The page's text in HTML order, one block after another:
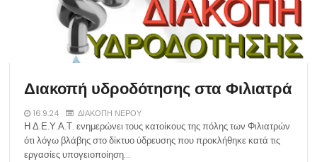
Διακοπή υδροδότησης στα Φιλιατρά
16.9.24 ΔΙΑΚΟΠΗ ΝΕΡΟΥ
Η Δ.Ε.Υ.Α.Τ. ενημερώνει τους κατοίκους της πόλης των Φιλιατρών
ότι λόγω βλάβης στο δίκτυο ύδρευσης που προκλήθηκε κατά τις
εργασίες υπογειοποίηση…